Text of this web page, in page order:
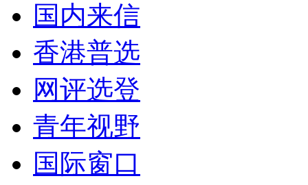
国内来信
香港普选
网评选登
青年视野
国际窗口